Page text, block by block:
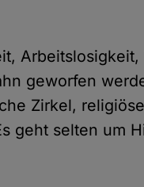
geworfen
Zirkel,
geht selten um